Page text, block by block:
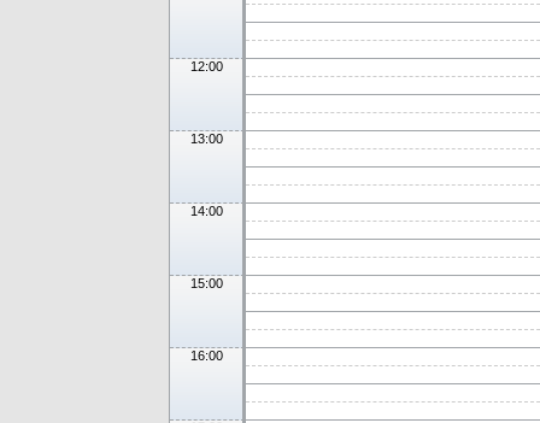
12:00
13:00
14:00
15:00
16:00